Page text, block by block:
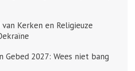
Kerken en Religieuze
Gebed 2027: Wees niet bang